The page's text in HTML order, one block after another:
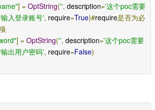
] = OptString('', description='这个poc需要
入登录账号', require=True)#require是否为必
] = OptString('', description='这个poc需要
出用户密码', require=False)